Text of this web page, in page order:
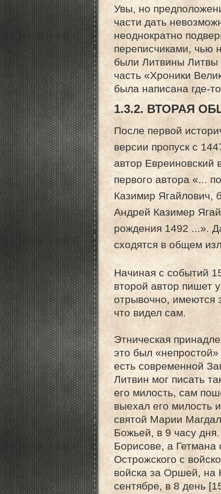
Увы, но
части дать
неоднократно
переписчиками, чью
были Литвины Литвы
часть «Хроники
была написана где-
1.3.2. ВТОРАЯ
После первой
версии пропуск с
автор Евреиновский
первого автора «...
Казимир Ягайлович,
Андрей Казимер
рождения 1492 ...».
сходятся в общем
Начиная с событий
второй автор пишет
отрывочно, имеются
что видел сам.
Этническая
это был
есть современной
Литвин мог писать
его милость, сам
выехал его милость
святой Марии
Божьей, в 9 часу
Борисове, а Гетмана
Острожского с
войска за Оршей, на
сентябре, в 8 день